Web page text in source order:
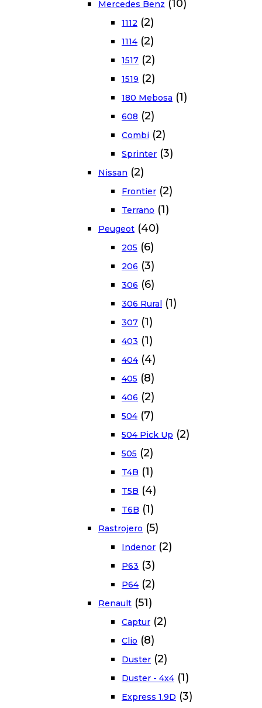
Mercedes Benz (10)
1112 (2)
1114 (2)
1517 (2)
1519 (2)
180 Mebosa (1)
608 (2)
Combi (2)
Sprinter (3)
Nissan (2)
Frontier (2)
Terrano (1)
Peugeot (40)
205 (6)
206 (3)
306 (6)
306 Rural (1)
307 (1)
403 (1)
404 (4)
405 (8)
406 (2)
504 (7)
504 Pick Up (2)
505 (2)
T4B (1)
T5B (4)
T6B (1)
Rastrojero (5)
Indenor (2)
P63 (3)
P64 (2)
Renault (51)
Captur (2)
Clio (8)
Duster (2)
Duster - 4x4 (1)
Express 1.9D (3)